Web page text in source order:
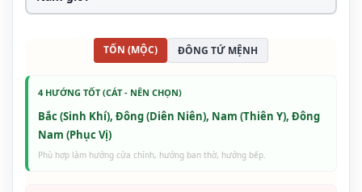
TỐN (MỘC) ĐÔNG TỨ MỆNH
4 HƯỚNG TỐT (CÁT - NÊN CHỌN)
Bắc (Sinh Khí), Đông (Diên Niên), Nam (Thiên Y), Đông
Nam (Phục Vị)
Phù hợp làm hướng cửa chính, hướng ban thờ, hướng bếp.